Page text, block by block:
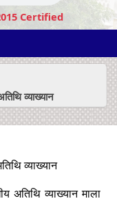
Certified
व्याख्यान
व्याख्यान
अतिथि व्याख्यान माला